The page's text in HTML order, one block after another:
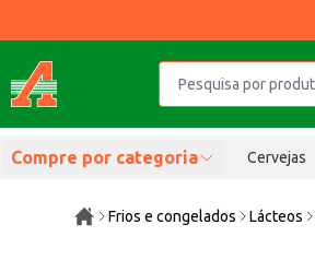
Compre por categoria Cervejas
Frios e congelados Lácteos